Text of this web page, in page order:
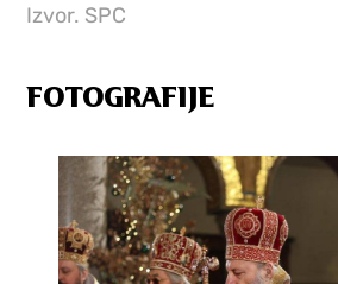
Izvor. SPC
FOTOGRAFIJE